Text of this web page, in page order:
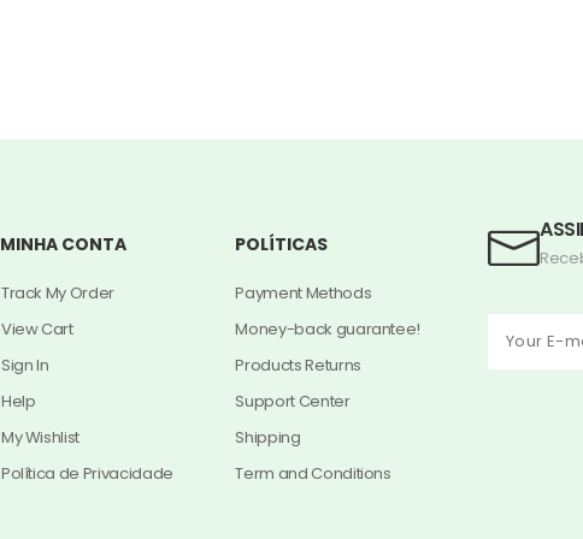
MINHA CONTA
Track My Order
View Cart
Sign In
Help
My Wishlist
Política de Privacidade
POLÍTICAS
Payment Methods
Money-back guarantee!
Products Returns
Support Center
Shipping
Term and Conditions